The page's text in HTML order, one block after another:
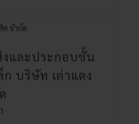
และประกอบชั้น
ก บริษัท เต่าแดง